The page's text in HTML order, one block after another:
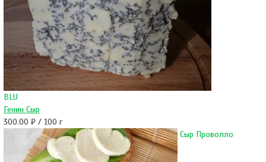
BLU
Генин Сыр
300.00 ₽ / 100 г
Сыр Проволло